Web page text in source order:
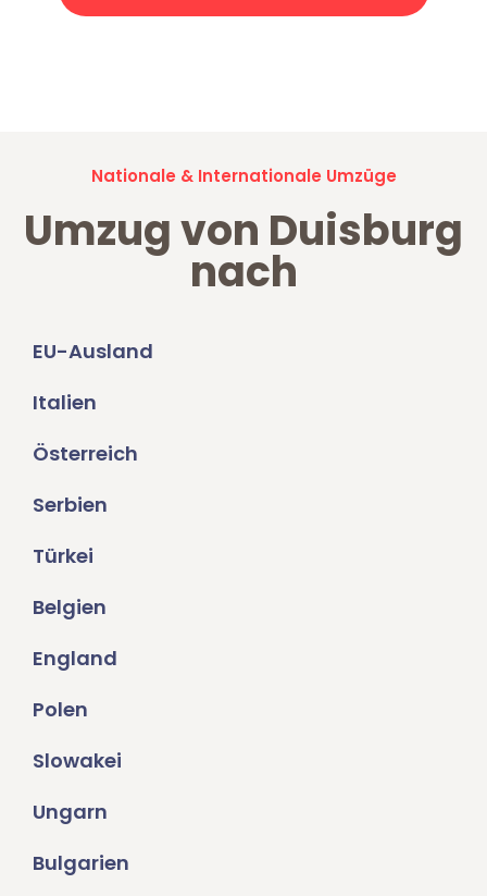
Nationale & Internationale Umzüge
Umzug von Duisburg
nach
EU-Ausland
Italien
Österreich
Serbien
Türkei
Belgien
England
Polen
Slowakei
Ungarn
Bulgarien